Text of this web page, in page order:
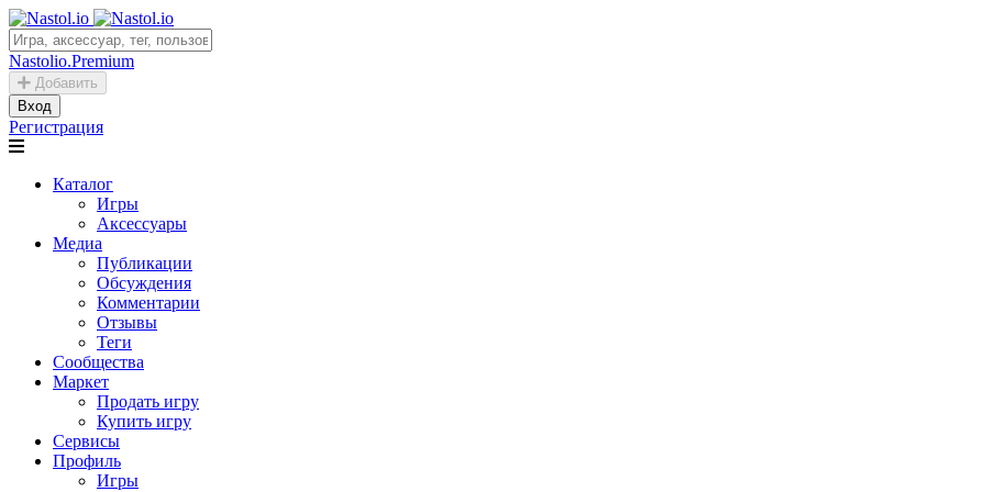
Nastolio.Premium
Добавить
Вход
Регистрация
Каталог
Игры
Аксессуары
Медиа
Публикации
Обсуждения
Комментарии
Отзывы
Теги
Сообщества
Маркет
Продать игру
Купить игру
Сервисы
Профиль
Игры